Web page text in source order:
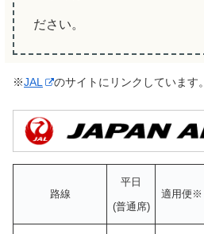
ださい。
※JAL のサイトにリンクしています。
路線
平日
(普通席)
適用便※